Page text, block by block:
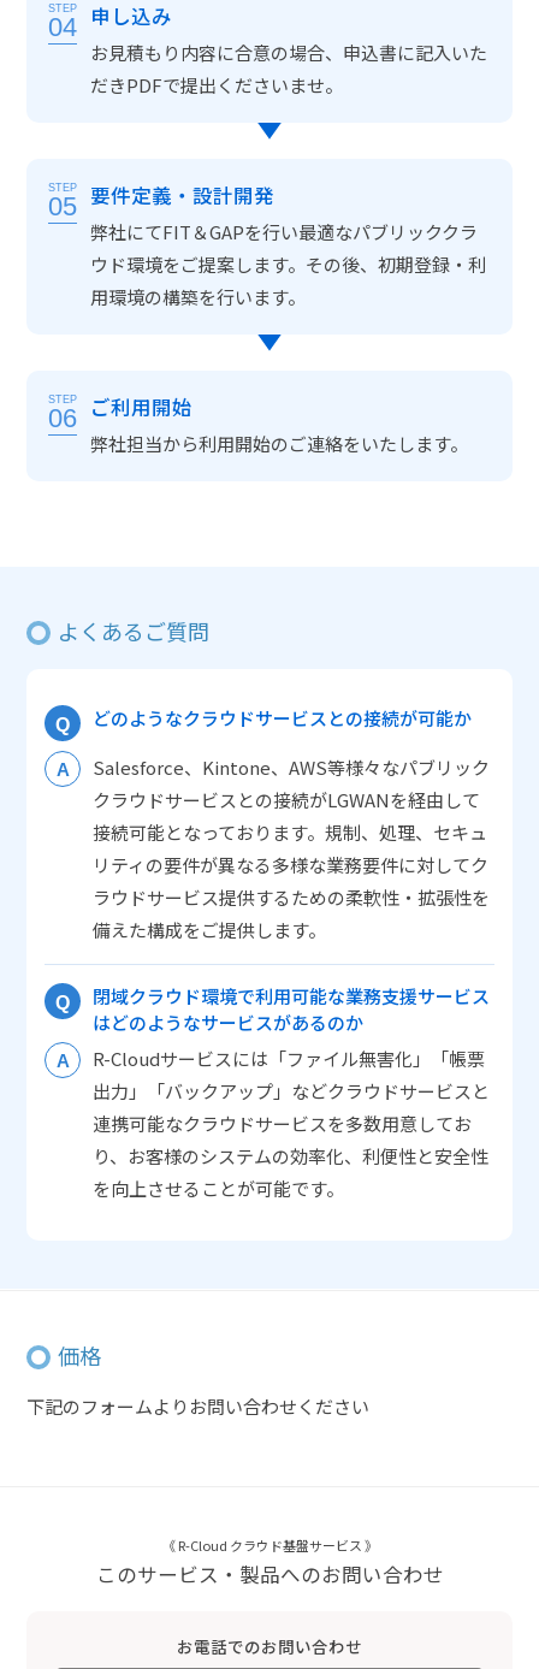
STEP
04 申し込み
お見積もり内容に合意の場合、申込書に記入いた
だきPDFで提出くださいませ。
STEP
05 要件定義・設計開発
弊社にてFIT＆GAPを行い最適なパブリッククラ
ウド環境をご提案します。その後、初期登録・利
用環境の構築を行います。
STEP
06 ご利用開始
弊社担当から利用開始のご連絡をいたします。
よくあるご質問
どのようなクラウドサービスとの接続が可能か
Salesforce、Kintone、AWS等様々なパブリック
クラウドサービスとの接続がLGWANを経由して
接続可能となっております。規制、処理、セキュ
リティの要件が異なる多様な業務要件に対してク
ラウドサービス提供するための柔軟性・拡張性を
備えた構成をご提供します。
閉域クラウド環境で利用可能な業務支援サービス
はどのようなサービスがあるのか
R-Cloudサービスには「ファイル無害化」「帳票
出力」「バックアップ」などクラウドサービスと
連携可能なクラウドサービスを多数用意してお
り、お客様のシステムの効率化、利便性と安全性
を向上させることが可能です。
価格
下記のフォームよりお問い合わせください
《 R-Cloud クラウド基盤サービス 》
このサービス・製品へのお問い合わせ
お電話でのお問い合わせ